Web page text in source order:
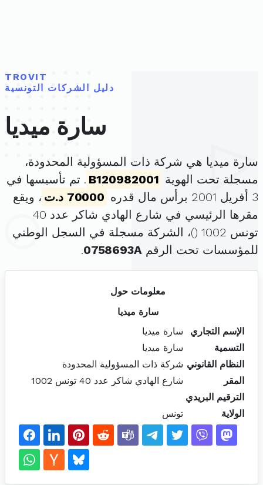
TROVIT
دليل الشركات التونسية
سارة ميديا
سارة ميديا هي شركة ذات المسؤولية المحدودة،
مسجلة تحت الهوية B120982001 . تم تأسيسها في
3 أفريل 2001 برأس مال قدره
70000 د.ت
، ويقع
مقرها الرئيسي في شارع الهادي شاكر عدد 40
تونس 1002 (
)، الشركة مسجلة في السجل الوطني
للمؤسسات تحت الرقم 0758693A
.
معلومات حول
سارة ميديا
الإسم التجاري
سارة ميديا
التسمية
سارة ميديا
النظام القانوني شركة ذات المسؤولية المحدودة
المقر
شارع الهادي شاكر عدد 40 تونس 1002
الترقيم البريدي
الولاية
تونس